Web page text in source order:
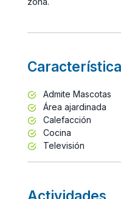
Admite Mascotas
Área ajardinada
Calefacción
Cocina
Televisión
Actividades